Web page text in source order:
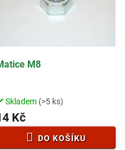
M8
Skladem (>5 ks)
Kč
DO KOŠÍKU